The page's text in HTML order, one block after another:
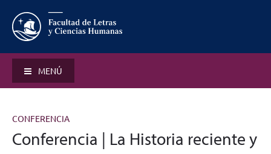
MENÚ
CONFERENCIA
Conferencia | La Historia reciente y